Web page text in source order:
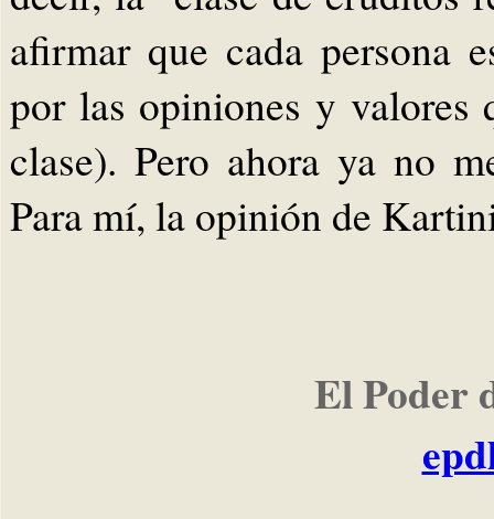
afirmar que cada persona
por las opiniones y
clase). Pero ahora ya no
Para mí, la opinión de
El Poder